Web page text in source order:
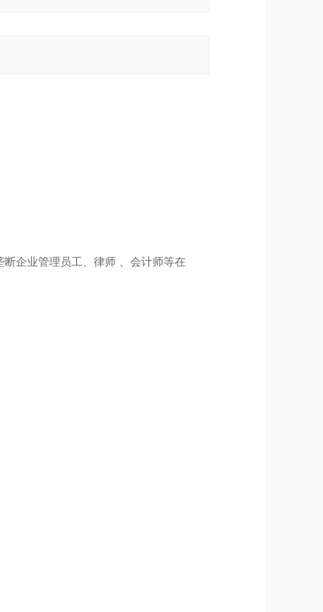
企业管理员工、律师 、会计师等在